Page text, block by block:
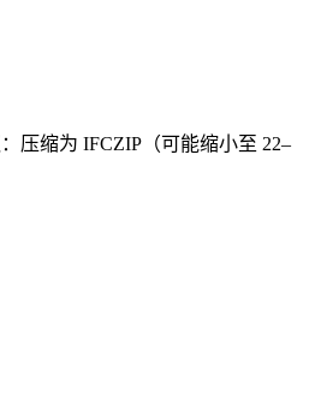
压缩为 IFCZIP（可能缩小至 22–